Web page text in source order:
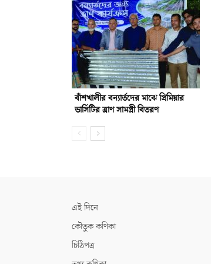
বাঁশখালীর বন্যার্তদের মাঝে প্রিমিয়ার
ভার্সিটির ত্রাণ সামগ্রী বিতরণ
এই দিনে
কৌতুক কণিকা
চিঠিপত্র